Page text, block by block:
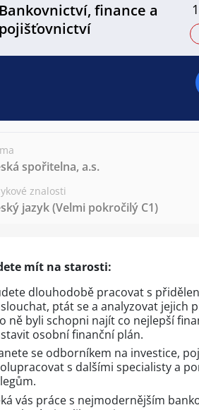
Bankovnictví, finance a
pojišťovnictví
spořitelna, a.s.
znalosti
jazyk(Velmi pokročilý C1)
mít na starosti:
dlouhodobě pracovat s
ptát se a analyzovat jejich
ně byli schopni najít co nejlepší
osobní finanční plán.
se odborníkem na investice,
s dalšími specialisty a
vás práce s nejmodernějším